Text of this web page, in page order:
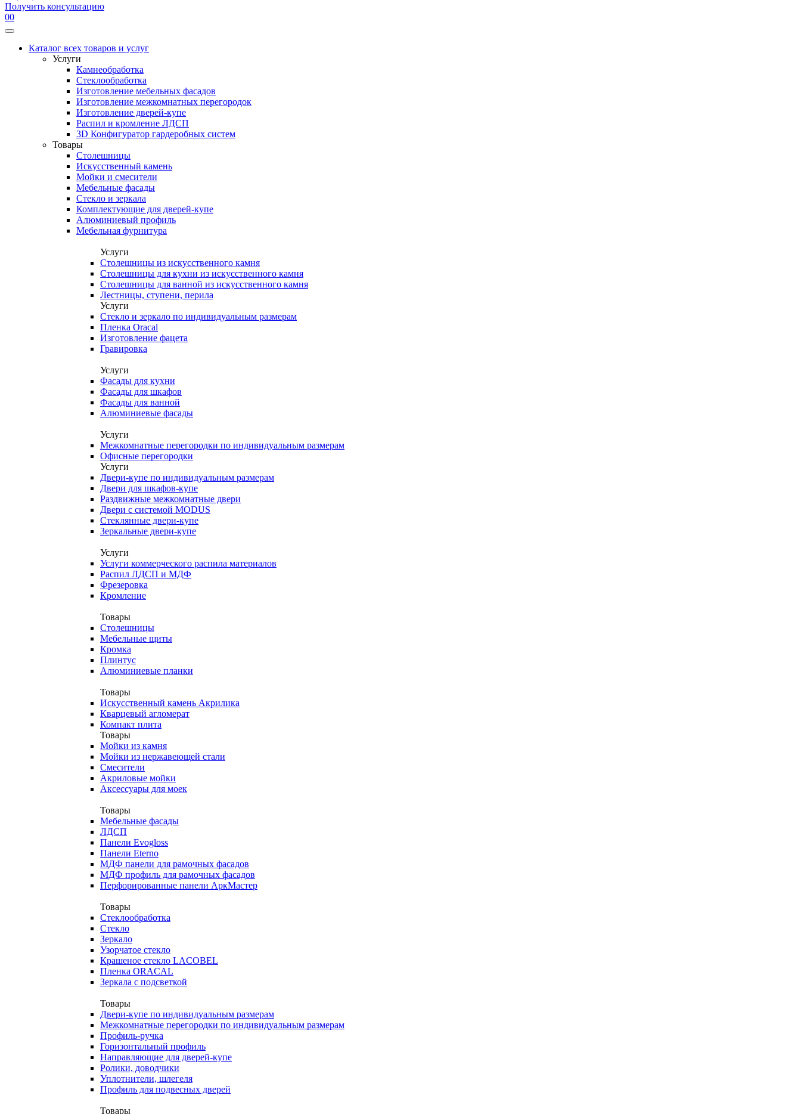
Получить консультацию
00
Каталог всех товаров и услуг
Услуги
Камнеобработка
Стеклообработка
Изготовление мебельных фасадов
Изготовление межкомнатных перегородок
Изготовление дверей-купе
Распил и кромление ЛДСП
3D Конфигуратор гардеробных систем
Товары
Столешницы
Искусственный камень
Мойки и смесители
Мебельные фасады
Стекло и зеркала
Комплектующие для дверей-купе
Алюминиевый профиль
Мебельная фурнитура
Услуги
Столешницы из искусственного камня
Столешницы для кухни из искусственного камня
Столешницы для ванной из искусственного камня
Лестницы, ступени, перила
Услуги
Стекло и зеркало по индивидуальным размерам
Пленка Oracal
Изготовление фацета
Гравировка
Услуги
Фасады для кухни
Фасады для шкафов
Фасады для ванной
Алюминиевые фасады
Услуги
Межкомнатные перегородки по индивидуальным размерам
Офисные перегородки
Услуги
Двери-купе по индивидуальным размерам
Двери для шкафов-купе
Раздвижные межкомнатные двери
Двери с системой MODUS
Стеклянные двери-купе
Зеркальные двери-купе
Услуги
Услуги коммерческого распила материалов
Распил ЛДСП и МДФ
Фрезеровка
Кромление
Товары
Столешницы
Мебельные щиты
Кромка
Плинтус
Алюминиевые планки
Товары
Искусственный камень Акрилика
Кварцевый агломерат
Компакт плита
Товары
Мойки из камня
Мойки из нержавеющей стали
Смесители
Акриловые мойки
Аксессуары для моек
Товары
Мебельные фасады
ЛДСП
Панели Evogloss
Панели Eterno
МДФ панели для рамочных фасадов
МДФ профиль для рамочных фасадов
Перфорированные панели АркМастер
Товары
Стеклообработка
Стекло
Зеркало
Узорчатое стекло
Крашеное стекло LACOBEL
Пленка ORACAL
Зеркала с подсветкой
Товары
Двери-купе по индивидуальным размерам
Межкомнатные перегородки по индивидуальным размерам
Профиль-ручка
Горизонтальный профиль
Направляющие для дверей-купе
Ролики, доводчики
Уплотнители, шлегеля
Профиль для подвесных дверей
Товары